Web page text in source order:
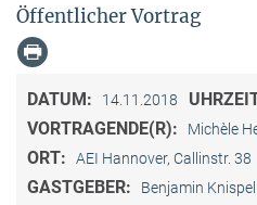
Öffentlicher Vortrag
DATUM: 14.11.2018
VORTRAGENDE(R): Michèle
ORT: AEI Hannover, Callinstr. 38
GASTGEBER: Benjamin Knispel